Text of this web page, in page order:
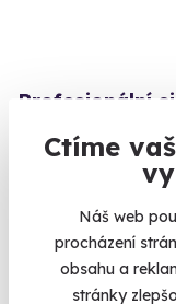
Ctíme
Náš web
procházení
obsahu a
stránky
Profesionální
Formule 1
Zasedněte za volant
Kralupy nad
1 350 Kč